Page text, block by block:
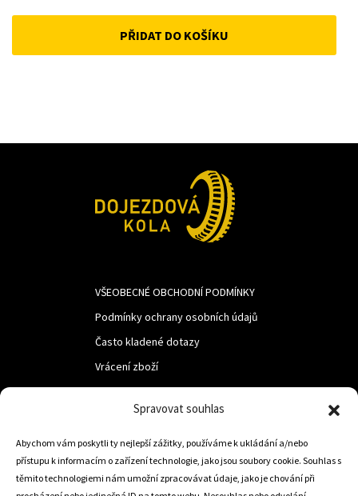
Spravovat souhlas
Abychom vám poskytli ty nejlepší zážitky, používáme k ukládání a/nebo
přístupu k informacím o zařízení technologie, jako jsou soubory cookie. Souhlas s
těmito technologiemi nám umožní zpracovávat údaje, jako je chování při
price
was:
price
is:
PŘIDAT DO KOŠÍKU
VŠEOBECNÉ OBCHODNÍ PODMÍNKY
Podmínky ochrany osobních údajů
Často kladené dotazy
Vrácení zboží
LUF s.r.o.
Nám. M.R.Štefanika 518,
Trstená 02801